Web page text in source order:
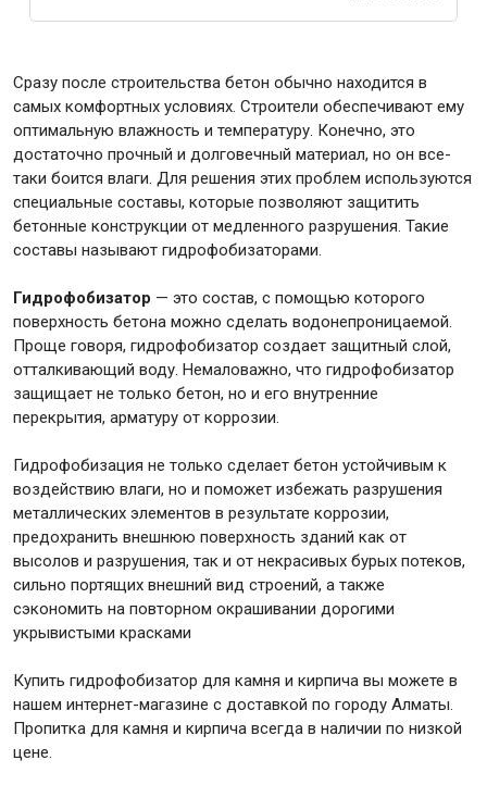
Сразу после строительства бетон обычно находится в
самых комфортных условиях. Строители обеспечивают ему
оптимальную влажность и температуру. Конечно, это
достаточно прочный и долговечный материал, но он все-
таки боится влаги. Для решения этих проблем используются
специальные составы, которые позволяют защитить
бетонные конструкции от медленного разрушения. Такие
составы называют гидрофобизаторами.
Гидрофобизатор — это состав, с помощью которого
поверхность бетона можно сделать водонепроницаемой.
Проще говоря, гидрофобизатор создает защитный слой,
отталкивающий воду. Немаловажно, что гидрофобизатор
защищает не только бетон, но и его внутренние
перекрытия, арматуру от коррозии.
Гидрофобизация не только сделает бетон устойчивым к
воздействию влаги, но и поможет избежать разрушения
металлических элементов в результате коррозии,
предохранить внешнюю поверхность зданий как от
высолов и разрушения, так и от некрасивых бурых потеков,
сильно портящих внешний вид строений, а также
сэкономить на повторном окрашивании дорогими
укрывистыми красками
Купить гидрофобизатор для камня и кирпича вы можете в
нашем интернет-магазине с доставкой по городу Алматы.
Пропитка для камня и кирпича всегда в наличии по низкой
цене.
Инженерные системы
Водоснабжение и водоотведение
Электро-оборудование
Инструменты
Малярный инструмент
Специализированный инструмент
Пистолеты для ремонта
Инструмент для штукатурно-отделочных работ
Ещё 2
Сантехника